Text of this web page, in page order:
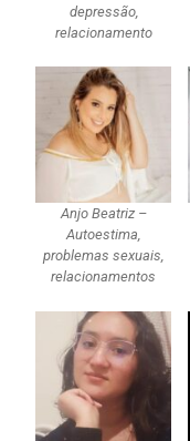
depressão,
relacionamento
Anjo Beatriz –
Autoestima,
problemas sexuais,
relacionamentos